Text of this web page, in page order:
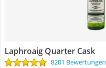
Laphroaig Quarter Cask
8201 Bewertungen